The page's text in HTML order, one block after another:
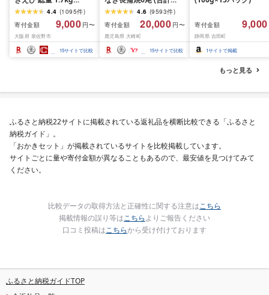
(850g×2P) 特大 5Lサイ
ズ バナメイエビ バラ凍
結 下処理不要 サイズ不
揃い 訳あり
4.4 (1095件)
寄付金額
9,000 円〜
大阪府 泉佐野市
15サイトで比較
600g以上)4.6 (9593件)
寄付金額
20,000 円〜
鹿児島県 大崎町
15サイトで比較
寄付金額 9,000
静岡県 吉田町
1サイトで掲載
もっと見る
ふるさと納税22サイトに掲載されている返礼品を横断比較できる「ふるさと
納税ガイド」。
「おかきセット」が掲載されているサイトを比較掲載しています。
サイトごとに量や寄付金額が異なることもあるので、最安値を見つけてみて
ください。
比較データの取得方法と正確性に関する注意はこちら
掲載情報の誤り等はこちらよりご報告ください
口コミ投稿はこちらから受け付けております
ふるさと納税ガイドTOP